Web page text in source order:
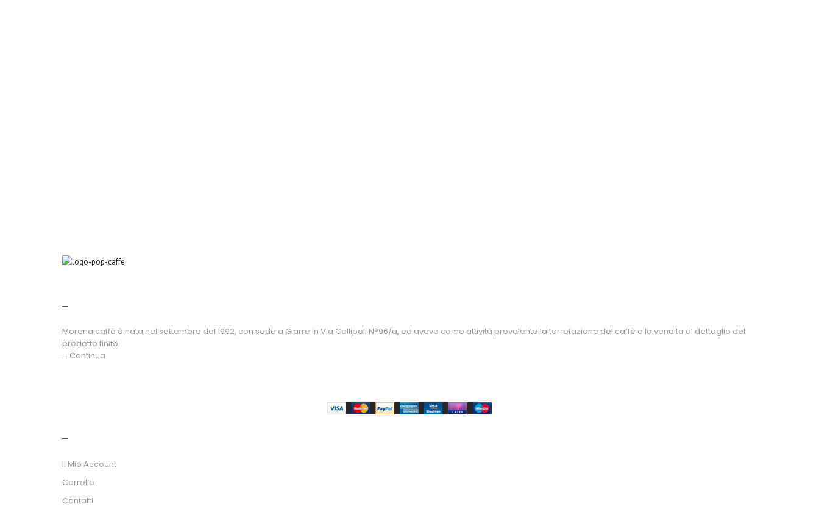
Morena caffè è nata nel settembre del 1992, con sede a Giarre in Via Callipoli N°96/a, ed aveva come attività prevalente la torrefazione del caffè e la vendita al dettaglio del
prodotto finito.
... Continua
Il Mio Account
Carrello
Contatti